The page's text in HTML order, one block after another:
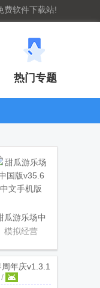
费软件下载站!
热门专题
瓜游乐场中
国版
模拟经营
年庆v1.3.1
/